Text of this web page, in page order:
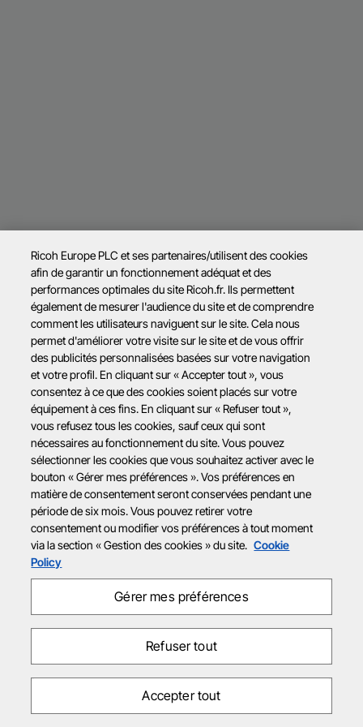
Ricoh Europe PLC et ses partenaires/utilisent des cookies
afin de garantir un fonctionnement adéquat et des
performances optimales du site Ricoh.fr. Ils permettent
également de mesurer l'audience du site et de comprendre
comment les utilisateurs naviguent sur le site. Cela nous
permet d'améliorer votre visite sur le site et de vous offrir
des publicités personnalisées basées sur votre navigation
et votre profil. En cliquant sur « Accepter tout », vous
consentez à ce que des cookies soient placés sur votre
équipement à ces fins. En cliquant sur « Refuser tout »,
vous refusez tous les cookies, sauf ceux qui sont
nécessaires au fonctionnement du site. Vous pouvez
sélectionner les cookies que vous souhaitez activer avec le
bouton « Gérer mes préférences ». Vos préférences en
matière de consentement seront conservées pendant une
période de six mois. Vous pouvez retirer votre
consentement ou modifier vos préférences à tout moment
via la section « Gestion des cookies » du site. Cookie
Policy
Gérer mes préférences
Refuser tout
Accepter tout